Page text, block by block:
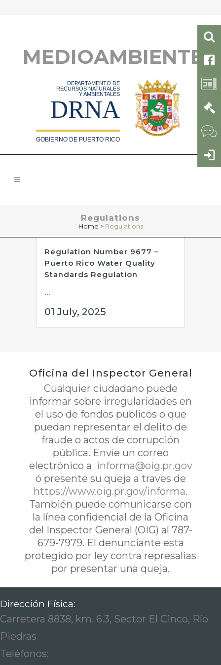
MEDIOAMBIENTE
DEPARTAMENTO DE
RECURSOS NATURALES
Y AMBIENTALES
DRNA
GOBIERNO DE PUERTO RICO
Regulations
Home > Regulations
Regulation Number 9677 –
Puerto Rico Water Quality
Standards Regulation
...
01 July, 2025
Oficina del Inspector General
Cualquier ciudadano puede
informar sobre irregularidades en
el uso de fondos publicos o que
puedan representar el delito de
fraude o actos de corrupción
pública. Envíe un correo
electrónico a informa@oig.pr.gov
ó presente su queja a traves de
https://www.oig.pr.gov/informa.
También puede comunicarse con
la línea confidencial de la Oficina
del Inspector General (OIG) al 787-
679-7979. El denunciante esta
protegido por ley contra represalias
por presentar una queja.
Dirección Física:
Carretera 8838, km. 6.3, Sector El Cinco, Río
Piedras
Teléfonos: